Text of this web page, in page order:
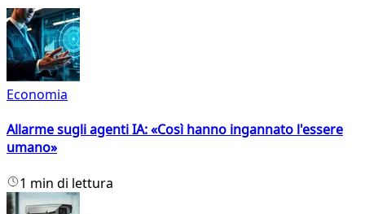
Economia
Allarme sugli agenti IA: «Così hanno ingannato l'essere
umano»
1 min di lettura